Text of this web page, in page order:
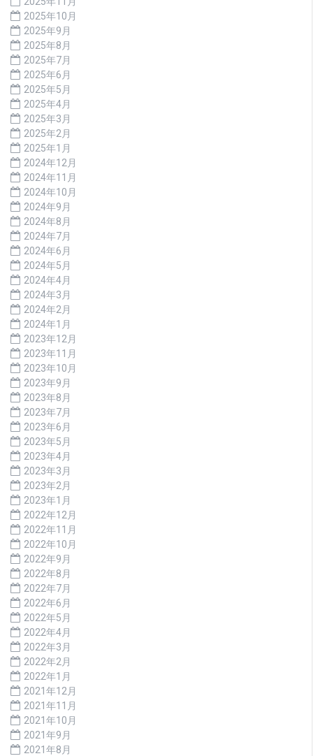
2025年10月
2025年9月
2025年8月
2025年7月
2025年6月
2025年5月
2025年4月
2025年3月
2025年2月
2025年1月
2024年12月
2024年11月
2024年10月
2024年9月
2024年8月
2024年7月
2024年6月
2024年5月
2024年4月
2024年3月
2024年2月
2024年1月
2023年12月
2023年11月
2023年10月
2023年9月
2023年8月
2023年7月
2023年6月
2023年5月
2023年4月
2023年3月
2023年2月
2023年1月
2022年12月
2022年11月
2022年10月
2022年9月
2022年8月
2022年7月
2022年6月
2022年5月
2022年4月
2022年3月
2022年2月
2022年1月
2021年12月
2021年11月
2021年10月
2021年9月
2021年8月